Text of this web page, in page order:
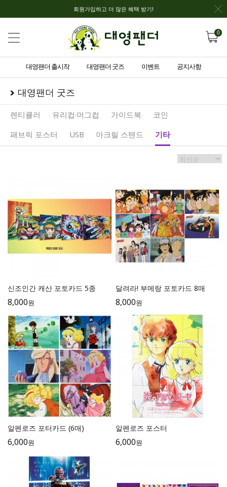
회원가입하고 더 많은 혜택 받기!
0
대영팬더 출시작 대영팬더 굿즈 이벤트 공지사항
대영팬더 굿즈
렌티큘러 유리컵·머그컵 가이드북
코인
패브릭 포스터
USB 아크릴 스텐드 기타
신조인간 캐산 포토카드 5종
8,000원
달려라! 부메랑 포토카드 8매
8,000원
알펜로즈 포터카드 (6매)
6,000원
알펜로즈 포스터
6,000원